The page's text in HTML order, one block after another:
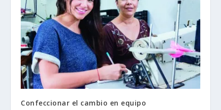
Confeccionar el cambio en equipo